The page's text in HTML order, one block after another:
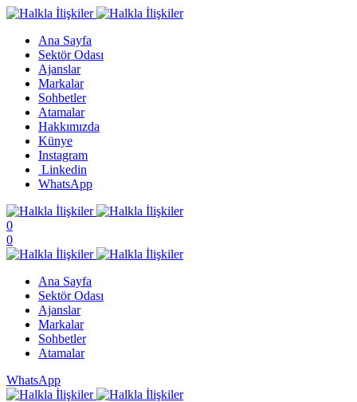
Ana Sayfa
Sektör Odası
Ajanslar
Markalar
Sohbetler
Atamalar
Hakkımızda
Künye
Instagram
Linkedin
WhatsApp
0
0
Ana Sayfa
Sektör Odası
Ajanslar
Markalar
Sohbetler
Atamalar
WhatsApp